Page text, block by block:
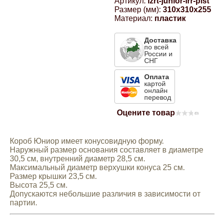
Размер (мм): 310x310x255
Материал: пластик
Доставка
по всей
России и
СНГ
Оплата
картой
онлайн
перевод
Оцените товар (0)
Короб Юниор имеет конусовидную форму.
Наружный размер основания составляет в диаметре
30,5 см, внутренний диаметр 28,5 см.
Максимальный диаметр верхушки конуса 25 см.
Размер крышки 23,5 см.
Высота 25,5 см.
Допускаются небольшие различия в зависимости от
партии.
Компрессионные фитинги Poliext
Lexus
Mazda
Mercedes-Benz
Эмали универсальные акриловые
Магнитные панели на холодильник